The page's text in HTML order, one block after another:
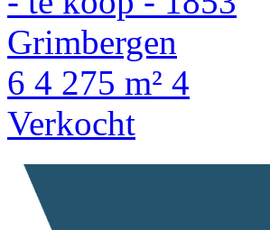
6 4 275 m² 4
Verkocht